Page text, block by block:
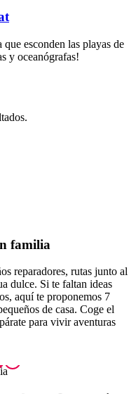
esconden las playas de
y oceanógrafas!
familia
reparadores, rutas junto al
dulce. Si te faltan ideas
aquí te proponemos 7
de casa. Coge el
para vivir aventuras